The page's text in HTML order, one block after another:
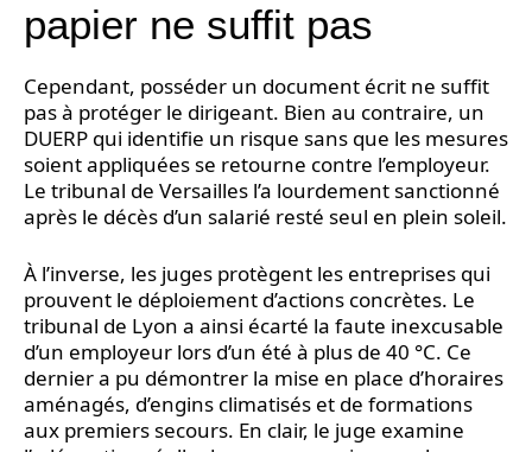
papier ne suffit pas
Cependant, posséder un document écrit ne suffit
pas à protéger le dirigeant. Bien au contraire, un
DUERP qui identifie un risque sans que les mesures
soient appliquées se retourne contre l’employeur.
Le tribunal de Versailles l’a lourdement sanctionné
après le décès d’un salarié resté seul en plein soleil.
À l’inverse, les juges protègent les entreprises qui
prouvent le déploiement d’actions concrètes. Le
tribunal de Lyon a ainsi écarté la faute inexcusable
d’un employeur lors d’un été à plus de 40 °C. Ce
dernier a pu démontrer la mise en place d’horaires
aménagés, d’engins climatisés et de formations
aux premiers secours. En clair, le juge examine